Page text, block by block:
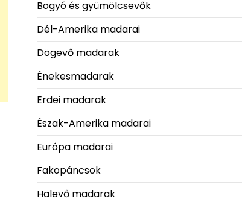
Bogyó és gyümölcsevők
Dél-Amerika madarai
Dögevő madarak
Énekesmadarak
Erdei madarak
Észak-Amerika madarai
Európa madarai
Fakopáncsok
Halevő madarak